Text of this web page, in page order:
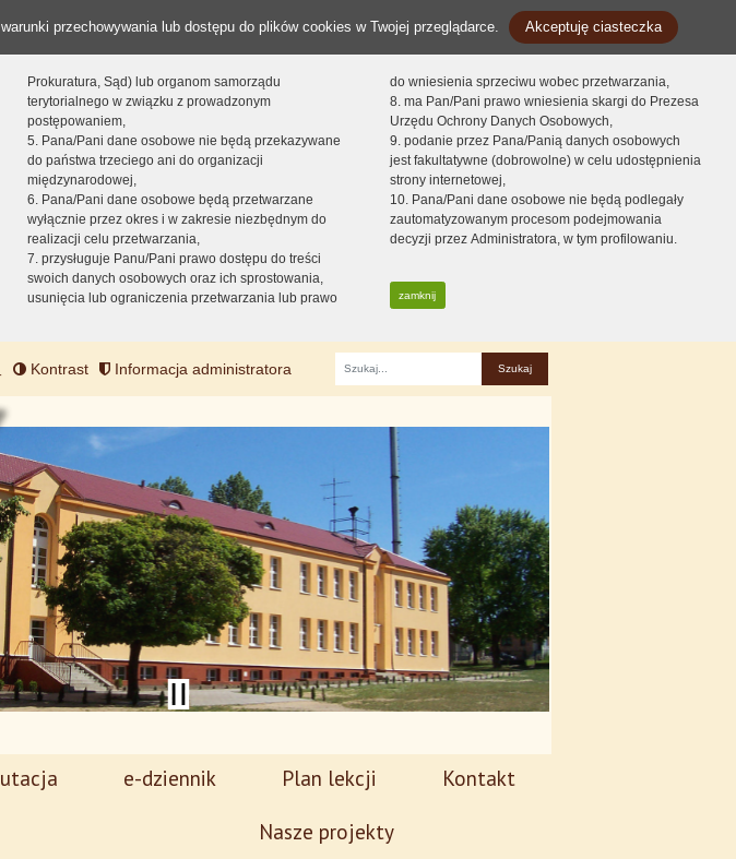
przechowywania lub dostępu do plików cookies w Twojej przeglądarce. Akceptuję ciasteczka
Prokuratura, Sąd) lub organom samorządu
terytorialnego w związku z prowadzonym
postępowaniem,
5. Pana/Pani dane osobowe nie będą przekazywane
do państwa trzeciego ani do organizacji
międzynarodowej,
6. Pana/Pani dane osobowe będą przetwarzane
wyłącznie przez okres i w zakresie niezbędnym do
realizacji celu przetwarzania,
7. przysługuje Panu/Pani prawo dostępu do treści
swoich danych osobowych oraz ich sprostowania,
usunięcia lub ograniczenia przetwarzania lub prawo
do wniesienia sprzeciwu wobec przetwarzania,
8. ma Pan/Pani prawo wniesienia skargi do Prezesa
Urzędu Ochrony Danych Osobowych,
9. podanie przez Pana/Panią danych osobowych
jest fakultatywne (dobrowolne) w celu udostępnienia
strony internetowej,
10. Pana/Pani dane osobowe nie będą podlegały
zautomatyzowanym procesom podejmowania
decyzji przez Administratora, w tym profilowaniu.
zamknij
Kontrast Informacja administratora
Fraza
e-dziennik Plan lekcji
Kontakt
Nasze projekty